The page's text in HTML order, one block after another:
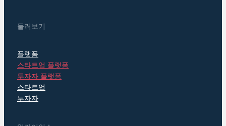
둘러보기
플랫폼
스타트업 플랫폼
투자자 플랫폼
스타트업
투자자